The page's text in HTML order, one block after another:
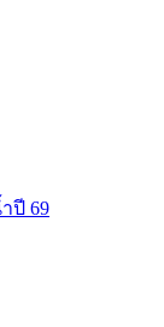
ปี 69